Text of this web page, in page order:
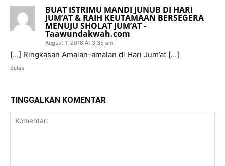
BUAT ISTRIMU MANDI JUNUB DI HARI
JUM’AT & RAIH KEUTAMAAN BERSEGERA
MENUJU SHOLAT JUM’AT -
Taawundakwah.com
August 1, 2016 At 3:35 am
[…] Ringkasan Amalan-amalan di Hari Jum’at […]
Balas
TINGGALKAN KOMENTAR